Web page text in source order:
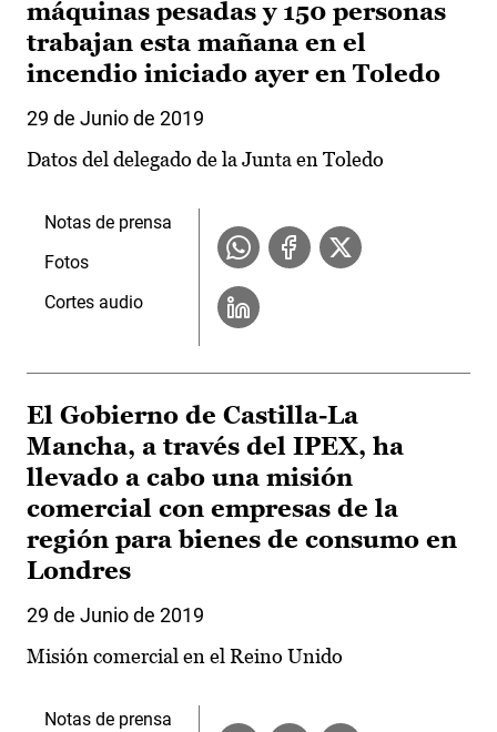
máquinas pesadas y 150 personas
trabajan esta mañana en el
incendio iniciado ayer en Toledo
29 de Junio de 2019
Datos del delegado de la Junta en Toledo
Notas de prensa
Fotos
Cortes audio
El Gobierno de Castilla-La
Mancha, a través del IPEX, ha
llevado a cabo una misión
comercial con empresas de la
región para bienes de consumo en
Londres
29 de Junio de 2019
Misión comercial en el Reino Unido
Notas de prensa